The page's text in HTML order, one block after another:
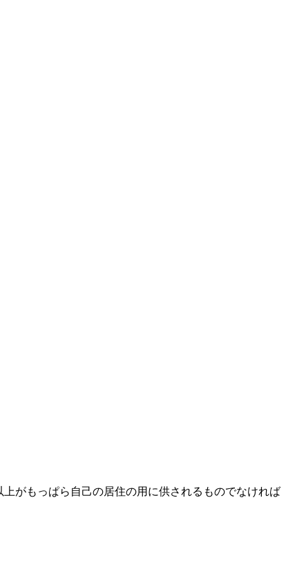
がもっぱら自己の居住の用に供されるものでなけ­れば